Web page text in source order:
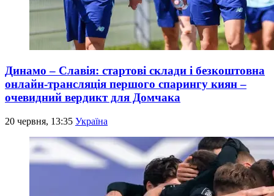
Динамо – Славія: стартові склади і безкоштовна
онлайн-трансляція першого спарингу киян –
очевидний вердикт для Домчака
20 червня, 13:35 Україна